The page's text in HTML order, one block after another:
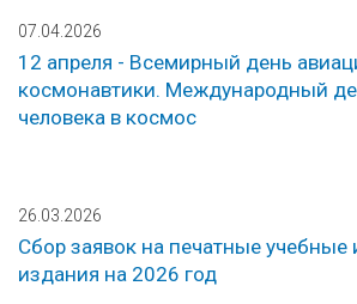
07.04.2026
12 апреля - Всемирный день
космонавтики. Международный
человека в космос
26.03.2026
Сбор заявок на печатные учебные
издания на 2026 год